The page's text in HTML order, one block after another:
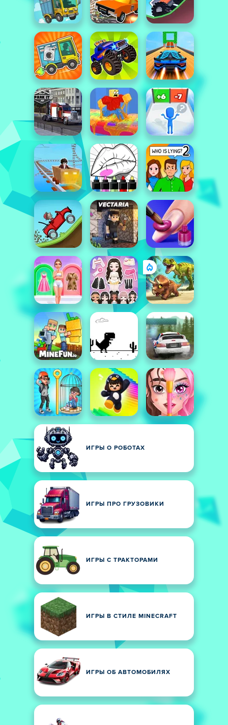
ИГРЫ О РОБОТАХ
ИГРЫ ПРО ГРУЗОВИКИ
ИГРЫ С ТРАКТОРАМИ
ИГРЫ В СТИЛЕ MINECRAFT
ИГРЫ ОБ АВТОМОБИЛЯХ